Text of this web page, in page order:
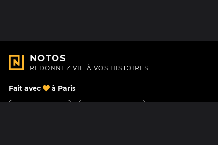
NOTOS
REDONNEZ VIE À VOS HISTOIRES
Fait avec à Paris